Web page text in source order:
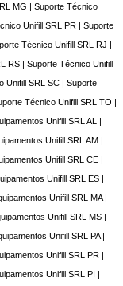
MG | Suporte Técnico
Unifill SRL PR | Suporte
Técnico Unifill SRL RJ |
RS | Suporte Técnico Unifill
Unifill SRL SC | Suporte
Técnico Unifill SRL TO |
Unifill SRL AL |
Unifill SRL AM |
Unifill SRL CE |
Unifill SRL ES |
Unifill SRL MA |
Unifill SRL MS |
Unifill SRL PA |
Unifill SRL PR |
Unifill SRL PI |